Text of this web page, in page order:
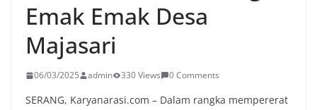
Emak Emak Desa
Majasari
06/03/2025 admin 330 Views 0 Comments
SERANG, Karyanarasi.com – Dalam rangka mempererat